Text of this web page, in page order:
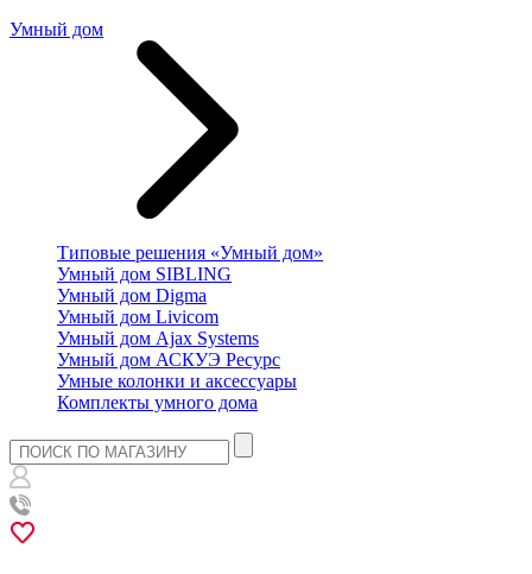
Умный дом
Типовые решения «Умный дом»
Умный дом SIBLING
Умный дом Digma
Умный дом Livicom
Умный дом Ajax Systems
Умный дом АСКУЭ Ресурс
Умные колонки и аксессуары
Комплекты умного дома